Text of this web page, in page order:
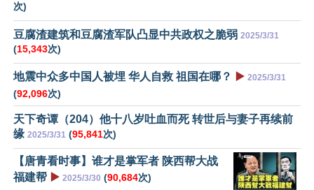
次)
豆腐渣建筑和豆腐渣军队凸显中共政权之脆弱 2025/3/31
(15,343次)
地震中众多中国人被埋 华人自救 祖国在哪？ ▶️ 2025/3/31
(92,096次)
天下奇谭（204）他十八岁吐血而死 转世后与妻子再续前
缘 2025/3/31 (95,841次)
【唐青看时事】谁才是掌军者 陕西帮大战
福建帮 ▶️ 2025/3/30 (90,684次)